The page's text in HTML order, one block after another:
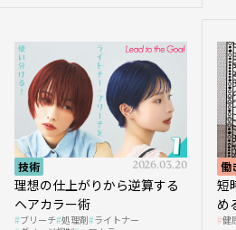
技術 2026.03.20
理想の仕上がりから逆算する
ヘアカラー術
ブリーチ 処理剤 ライトナー
働
短
め
ガ健